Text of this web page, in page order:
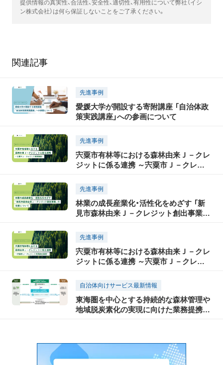
提供情報の真実性、合法性、安全性、適切性、有用性について弊社（イシ
ン株式会社）は何ら保証しないことをご了承ください。
関連記事
先進事例
愛媛大学が開設する寄附講座 「自治体政
策実践講座」への参画について
先進事例
宍粟市有林等における森林由来Ｊ－クレ
ジットに係る連携 ～宍粟市Ｊ－クレジ
先進事例
林業の成長産業化・活性化をめざす 「新
見市森林由来Ｊ－クレジット創出事業」
先進事例
宍粟市有林等における森林由来Ｊ－クレ
ジットに係る連携 ～宍粟市Ｊ－クレジ
自治体向けサービス最新情報
東海圏を中心とする持続的な森林管理や
地域脱炭素化の実現に向けた業務提携に